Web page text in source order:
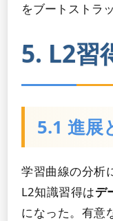
をブートストラ
5. L2習
5.1 進展
学習曲線の分析
L2知識習得はデ
になった。有意